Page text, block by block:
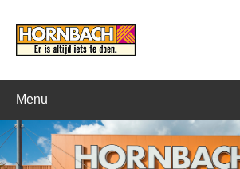
Menu